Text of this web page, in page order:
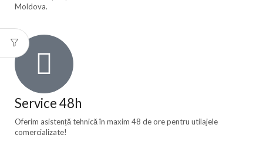
Moldova.
Service 48h
Oferim asistență tehnică în maxim 48 de ore pentru utilajele
comercializate!